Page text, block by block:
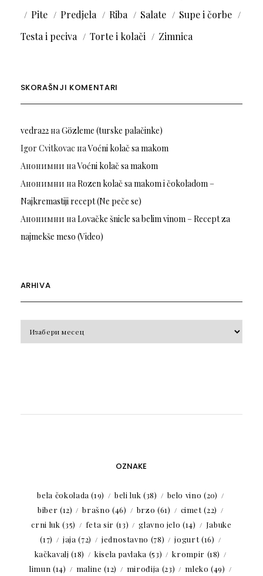
Pite
Predjela Riba Salate
Supe i čorbe
Testa i peciva
Torte i kolači Zimnica
SKORAŠNJI KOMENTARI
vedra22наGözleme (turske palačinke)
Igor Cvitkovac наVoćni kolač sa makom
Анонимни наVoćni kolač sa makom
Анонимни наRozen kolač sa makom i čokoladom –
Najkremastiji recept (Ne peče se)
Анонимни наLovačke šnicle sa belim vinom – Recept za
najmekše meso (Video)
ARHIVA
OZNAKE
bela čokolada (19) beli luk (38) belo vino (20)
biber (12) brašno (46) brzo (61) cimet(22)
crni luk (35) feta sir (13) glavno jelo (14)
Jabuke
(17)
jaja (72) jednostavno (78) jogurt(16)
kačkavalj (18) kisela pavlaka (53) krompir (18)
limun (14) maline (12) mirođija (23) mleko (49)